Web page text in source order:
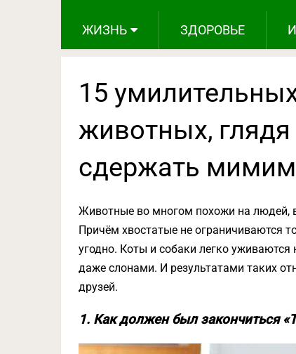
ЖИЗНЬ ЗДОРОВЬЕ
15
животных,
сдержать
Животные во многом похожи на людей,
Причём хвостатые не ограничиваются
угодно. Коты и собаки легко
даже слонами. И результатами таких
друзей.
1. Как должен был закончиться